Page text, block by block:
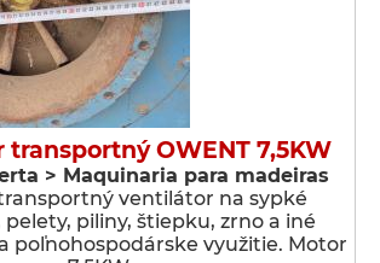
OWENT 7,5KW
> Maquinaria para madeiras
ventilátor na sypké
piliny, štiepku, zrno a iné
poľnohospodárske využitie. Motor